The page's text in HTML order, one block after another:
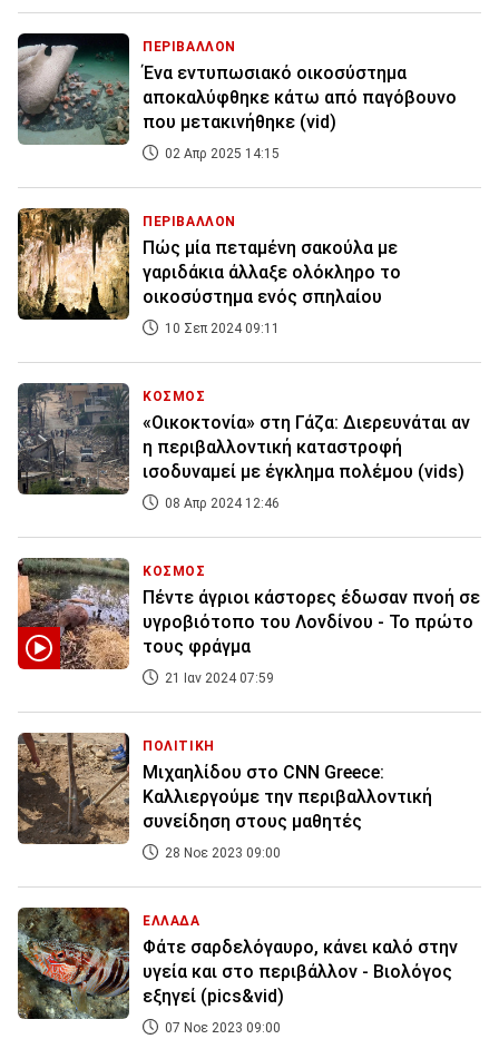
ΠΕΡΙΒΑΛΛΟΝ
Ένα εντυπωσιακό οικοσύστημα
αποκαλύφθηκε κάτω από παγόβουνο
που μετακινήθηκε (vid)
02 Απρ 2025 14:15
ΠΕΡΙΒΑΛΛΟΝ
Πώς μία πεταμένη σακούλα με
γαριδάκια άλλαξε ολόκληρο το
οικοσύστημα ενός σπηλαίου
10 Σεπ 2024 09:11
ΚΟΣΜΟΣ
«Οικοκτονία» στη Γάζα: Διερευνάται αν
η περιβαλλοντική καταστροφή
ισοδυναμεί με έγκλημα πολέμου (vids)
08 Απρ 2024 12:46
ΚΟΣΜΟΣ
Πέντε άγριοι κάστορες έδωσαν πνοή σε
υγροβιότοπο του Λονδίνου - Το πρώτο
τους φράγμα
21 Ιαν 2024 07:59
ΠΟΛΙΤΙΚΗ
Μιχαηλίδου στο CNN Greece:
Καλλιεργούμε την περιβαλλοντική
συνείδηση στους μαθητές
28 Νοε 2023 09:00
ΕΛΛΑΔΑ
Φάτε σαρδελόγαυρο, κάνει καλό στην
υγεία και στο περιβάλλον - Βιολόγος
εξηγεί (pics&vid)
07 Νοε 2023 09:00